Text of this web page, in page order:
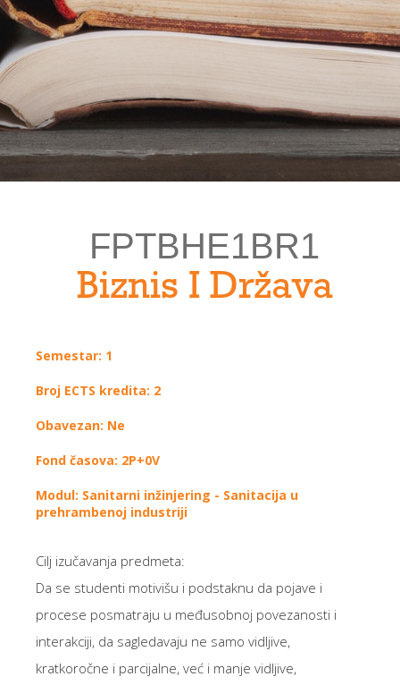
FPTBHE1BR1
Biznis I Država
Semestar: 1
Broj ECTS kredita: 2
Obavezan: Ne
Fond časova: 2P+0V
Modul: Sanitarni inžinjering - Sanitacija u
prehrambenoj industriji
Cilj izučavanja predmeta:
Da se studenti motivišu i podstaknu da pojave i
procese posmatraju u međusobnoj povezanosti i
interakciji, da sagledavaju ne samo vidljive,
kratkoročne i parcijalne, već i manje vidljive,